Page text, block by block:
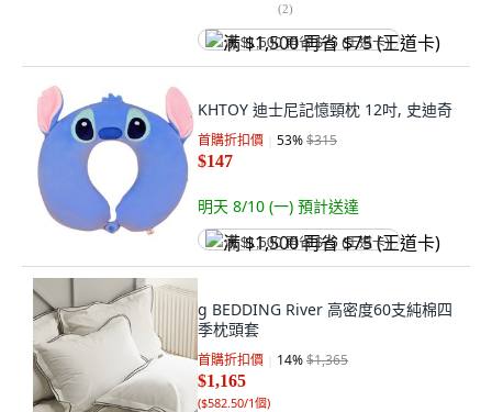
(2)
满 $1,500 再省 $75 (王道卡)
KHTOY 迪士尼記憶頸枕 12吋, 史迪奇
首購折扣價 53%$315
$147
明天 8/10 (一) 預計送達
满 $1,500 再省 $75 (王道卡)
g BEDDING River 高密度60支純棉四
季枕頭套
首購折扣價 14%$1,365
$1,165
($582.50/1個)